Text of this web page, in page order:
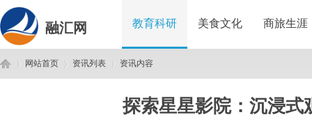
融汇网 教育科研 美食文化 商旅生涯
网站首页 资讯列表 资讯内容
探索星星影院：沉浸式